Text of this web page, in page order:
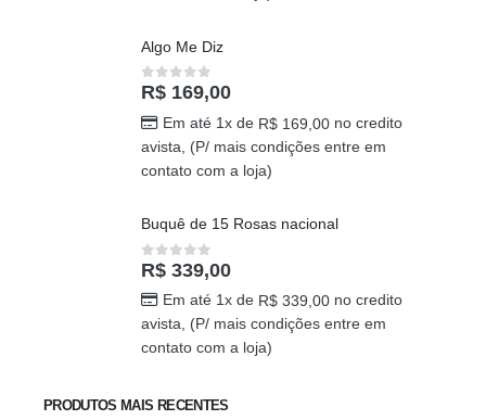
Algo Me Diz
0out of 5
R$ 169,00
Em até 1x de R$169,00no credito
avista, (P/ mais condições entre em
contato com a loja)
Buquê de 15 Rosas nacional
0out of 5
R$ 339,00
Em até 1x de R$339,00no credito
avista, (P/ mais condições entre em
contato com a loja)
PRODUTOS MAIS RECENTES